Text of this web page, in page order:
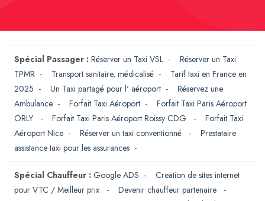
Spécial Passager : Réserver un Taxi VSL - Réserver un Taxi
TPMR - Transport sanitaire, médicalisé - Tarif taxi en France en
2025 - Un Taxi partagé pour l' aéroport - Réservez une
Ambulance - Forfait Taxi Aéroport - Forfait Taxi Paris Aéroport
ORLY
- Forfait Taxi Paris Aéroport Roissy CDG - Forfait Taxi
Aéroport Nice - Réserver un taxi conventionné - Prestataire
assistance taxi pour les assurances -
Spécial Chauffeur : Google ADS - Creation de sites internet
pour VTC / Meilleur prix
- Devenir chauffeur partenaire
-